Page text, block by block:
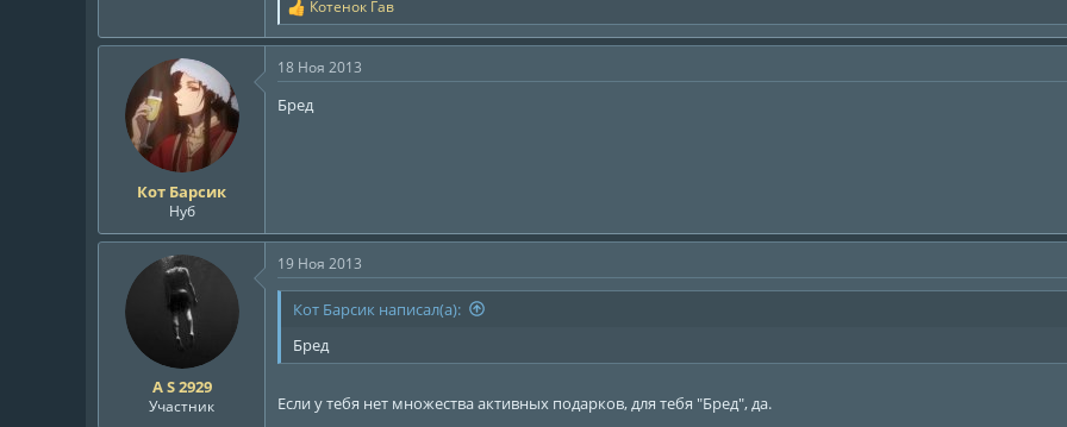
Р
е
а
к
и
Котенок Гав
Кот Барсик
Нуб
18 Ноя 2013
Бред
A S 2929
Участник
19 Ноя 2013
Кот Барсик написал(а):
Бред
Если у тебя нет множества активных подарков, для тебя "Бред", да.